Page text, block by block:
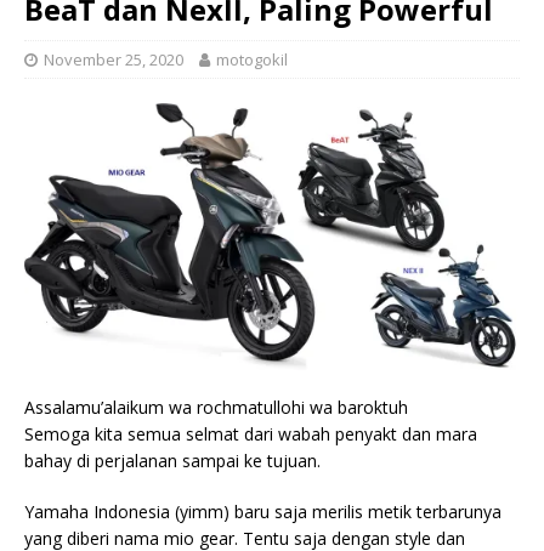
BeaT dan NexII, Paling Powerful
November 25, 2020 motogokil
Assalamu’alaikum wa rochmatullohi wa baroktuh
Semoga kita semua selmat dari wabah penyakt dan mara
bahay di perjalanan sampai ke tujuan.
Yamaha Indonesia (yimm) baru saja merilis metik terbarunya
yang diberi nama mio gear. Tentu saja dengan style dan